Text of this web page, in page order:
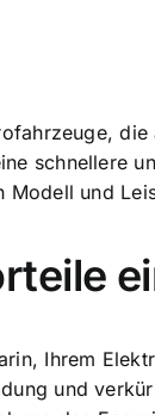
schnellere
und
Ihrem
und